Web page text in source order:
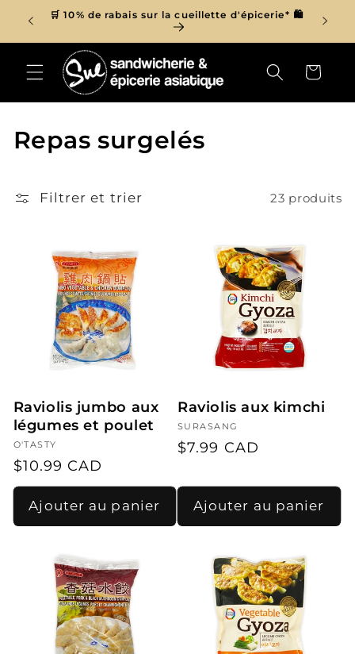
passer
contenu
150$ 🛒 10% de rabais sur la cueillette d'épicerie* 🛍
Panier
C
l
n
:
Repas surgelés
Filtrer et trier 23 produits
Raviolis jumbo aux
légumes et poulet
Fournisseur :
O'TASTY
Prix
habituel
$10.99 CAD
Ajouter au panier
Raviolis aux kimchi
Fournisseur :
SURASANG
Prix
$7.99 CAD
Ajouter au panier